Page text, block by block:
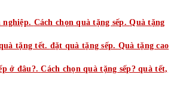
nghiệp. Cách chọn quà tặng sếp.Quà tặng
tặng tết. đặt quà tặng sếp. Quà tặng cao
ở đâu?.Cách chọn quà tặng sếp? quà tết,